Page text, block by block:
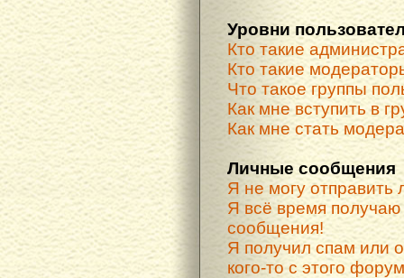
Уровни
Кто такие
Кто такие
Что такое группы
Как мне вступить в
Как мне стать
Личные сообщения
Я не могу
Я всё время
сообщения!
Я получил спам или
кого-то с этого